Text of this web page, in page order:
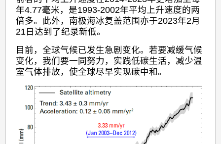
年4.77毫米，是1993-2002年平均上升速度的两
倍多。此外，南极海冰复盖范围亦于2023年2月
21日达到了纪录新低。
目前，全球气候已发生急剧变化。若要减缓气候
变化，我们要一同努力，实践低碳生活，减少温
室气体排放，使全球尽早实现碳中和。